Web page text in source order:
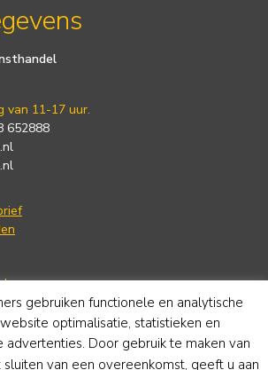
van 11-17 uur.
652888
gebruiken functionele en analytische
optimalisatie, statistieken en
advertenties. Door gebruik te maken van
van een overeenkomst, geeft u aan